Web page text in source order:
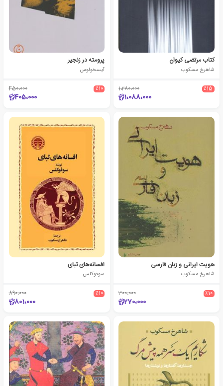
کتاب مرتضی کیوان
شاهرخ مسکوب
٪15 1،280،000
1،088،000
پرومته در زنجیر
آیسخولوس
٪10 450،000
405،000
هویت ایرانی و زبان فارسی
شاهرخ مسکوب
٪10 300،000
270،000
افسانه‌های تبای
سوفوکلس
٪10 890،000
801،000